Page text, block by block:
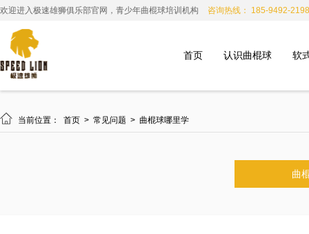
欢迎进入极速雄狮俱乐部官网，青少年曲棍球培训机构 咨询热线： 185-9492-2198
首页 认识曲棍球 软
 当前位置： 首页 > 常见问题 > 曲棍球哪里学
曲